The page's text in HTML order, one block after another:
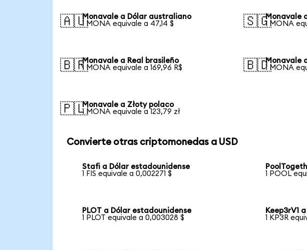
🇦🇺Monavale a Dólar australiano
1 MONA equivale a 47,14 $
🇸🇬Monavale
1 MONA
🇧🇷Monavale a Real brasileño
1 MONA equivale a 169,96 R$
🇧🇩Monavale
1 MONA
🇵🇱Monavale a Złoty polaco
1 MONA equivale a 123,79 zł
Convierte otras criptomonedas a USD
Stafi a Dólar estadounidense
1 FIS equivale a 0,002271 $
1 POOL
PLOT a Dólar estadounidense
1 PLOT equivale a 0,003028 $
Keep3rV1
1 KP3R